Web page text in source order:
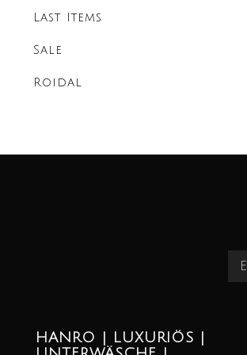
Last Items
Sale
Roidal
HANRO | LUXURIÖS |